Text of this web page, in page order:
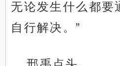
无论发生什么都要
自行解决。”